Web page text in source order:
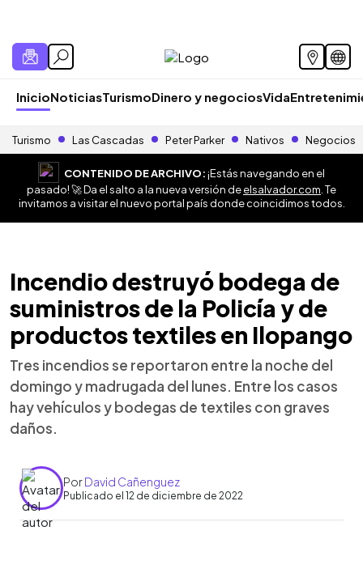
InicioNoticiasTurismoDinero y negociosVida
Turismo Las Cascadas Peter Parker Nativos Negocios
CONTENIDO DE ARCHIVO:¡Estás navegando en el
pasado! 🚀 Da el salto a la nueva versión deelsalvador.com . Te
invitamos a visitar el nuevo portal país donde coincidimos todos.
Incendio destruyó bodega de
suministros de la Policía y de
productos textiles en Ilopango
Tres incendios se reportaron entre la noche del
domingo y madrugada del lunes. Entre los casos
hay vehículos y bodegas de textiles con graves
daños.
PorDavid Cañenguez
Publicado el 12 de diciembre de 2022